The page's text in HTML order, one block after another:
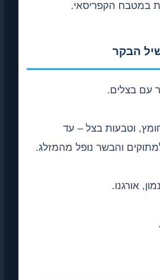
במטבח הקפריסאי.
עם בצלים.
וטבעות בצל – עד
והבשר נופל מהמזלג.
אורגנו.